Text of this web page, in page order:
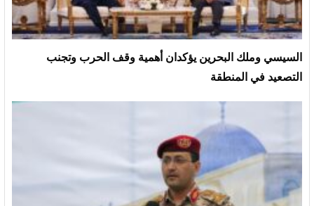
السيسي وملك البحرين يؤكدان أهمية وقف الحرب وتجنب
التصعيد في المنطقة